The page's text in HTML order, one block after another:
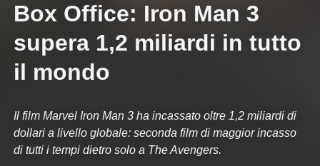
Box Office: Iron Man 3
supera 1,2 miliardi in tutto
il mondo
Il film Marvel Iron Man 3 ha incassato oltre 1,2 miliardi di
dollari a livello globale: seconda film di maggior incasso
di tutti i tempi dietro solo a The Avengers.